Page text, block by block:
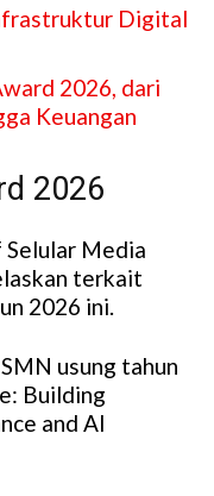
Digital
2026, dari
Keuangan
2026
Selular Media
terkait
2026 ini.
usung tahun
Building
and AI